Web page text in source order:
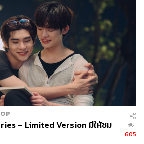
– Limited Version มีให้ชม
605